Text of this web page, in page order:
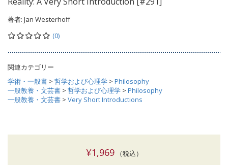
著者: Jan Westerhoff
(0)
関連カテゴリー
学術・一般書 > 哲学および心理学 > Philosophy
一般教養・文芸書 > 哲学および心理学 > Philosophy
一般教養・文芸書 > Very Short Introductions
¥1,969（税込）